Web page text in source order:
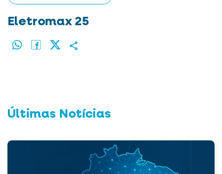
Eletromax 25
Últimas Notícias